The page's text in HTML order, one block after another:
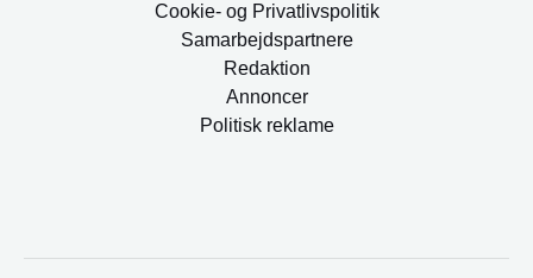
Cookie- og Privatlivspolitik
Samarbejdspartnere
Redaktion
Annoncer
Politisk reklame